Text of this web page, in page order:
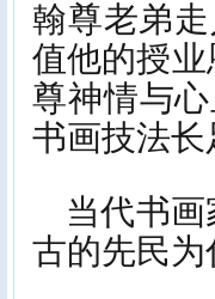
翰尊老弟
值他的授
尊神情与
书画技法
当代书
古的先民